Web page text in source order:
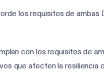
los requisitos de ambas
con los requisitos de
que afecten la resiliencia